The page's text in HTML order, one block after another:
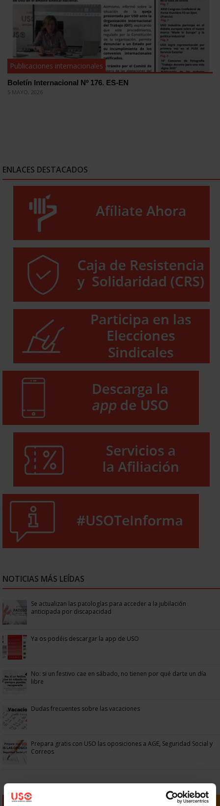
Publicaciones internacionales
Boletín Internacional Nº 176. ES-EN
5 MAYO, 2026
ENLACES DESTACADOS
NOTICIAS MÁS LEÍDAS
Se actualizan las patologías para acceder a la jubilación
anticipada por discapacidad
Ya os podéis descargar la app de USO
No: si un festivo cae en sábado, no tienen por qué darte un día
libre
Dudas frecuentes sobre las vacaciones
Prepara gratis con USO las oposiciones a AGE, Seguridad Social y
Correos